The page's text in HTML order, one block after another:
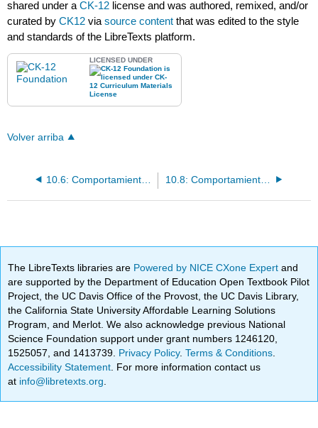
shared under aCK-12 license and was authored, remixed, and/or
curated byCK12 viasource content that was edited to the style
and standards of the LibreTexts platform.
LICENSED UNDER
Volver arriba
10.6: Comportamiento Social de los Animales 10.8: Comportamiento reproductivo de los animales
The LibreTexts libraries are Powered by NICE CXone Expertand
are supported by the Department of Education Open Textbook Pilot
Project, the UC Davis Office of the Provost, the UC Davis Library,
the California State University Affordable Learning Solutions
Program, and Merlot. We also acknowledge previous National
Science Foundation support under grant numbers 1246120,
1525057, and 1413739. Privacy Policy.Terms & Conditions
Accessibility Statement . For more information contact us
at info@libretexts.org